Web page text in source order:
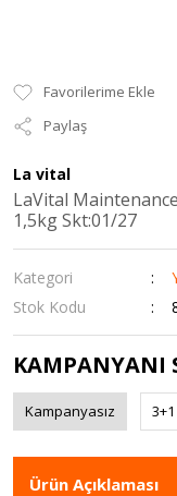
Paylaş
La vital
LaVital
1,5kg Skt:01/27
Kategori
Stok Kodu
KAMPANYANI
Kampanyasız 3+1
Ürün Açıklaması